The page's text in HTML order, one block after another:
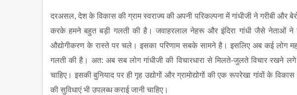
दरअसल,देश के विकास की ग्राम स्वराज्य की अपनी परिकल्पना में गांधीजी ने गरीबी और
करके हमने बहुत बड़ी गलती की है। जवाहरलाल नेहरू और इंदिरा गांधी जैसे नेताओं ने
औद्योगीकरण के रास्ते पर चले। इसका परिणाम सबके सामने है। इसलिए अब कई लोग
गलती की है। अत: अब सब लोग गांधीजी की विचारधारा से मिलते-जुलते विचार रखने
चाहिए। इसकी बुनियाद पर ही गृह उद्योगों और ग्रामोद्योगों की एक रूपरेखा गांवों के
की सुविधाएं भी उपलब्ध कराई जानी चाहिए।